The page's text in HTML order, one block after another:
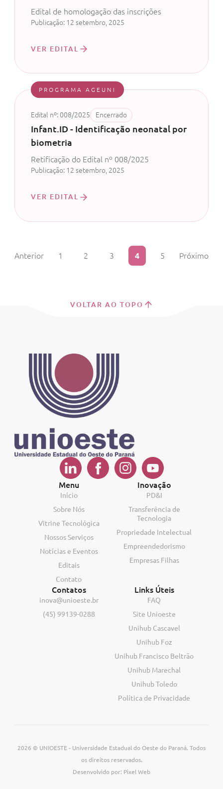
Edital de homologação das inscrições
Publicação: 12 setembro, 2025
VER EDITAL
PROGRAMA AGEUNI
Edital nº: 008/2025 Encerrado
Infant.ID - Identificação neonatal por
biometria
Retificação do Edital nº 008/2025
Publicação: 12 setembro, 2025
VER EDITAL
Anterior 1 2 3 4 5 Próximo
VOLTAR AO TOPO
Menu
Início
Sobre Nós
Vitrine Tecnológica
Nossos Serviços
Notícias e Eventos
Editais
Contato
Inovação
PD&I
Transferência de
Tecnologia
Propriedade Intelectual
Empreendedorismo
Empresas Filhas
Contatos
inova@unioeste.br
(45) 99139-0288
Links Úteis
FAQ
Site Unioeste
Unihub Cascavel
Unihub Foz
Unihub Francisco Beltrão
Unihub Marechal
Unihub Toledo
Política de Privacidade
2026 © UNIOESTE - Universidade Estadual do Oeste do Paraná. Todos
os direitos reservados.
Desenvolvido por: Pixel Web